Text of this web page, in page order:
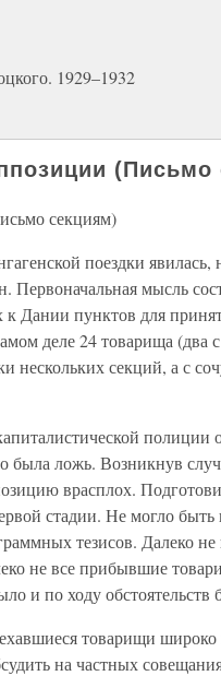
1929–1932
(Письмо
секциям)
поездки явилась,
Первоначальная мысль
Дании пунктов для
деле 24 товарища (два
нескольких секций, а с
полиции
была ложь. Возникнув
врасплох.
стадии. Не могло
тезисов. Далеко не
не все прибывшие
и по ходу обстоятельств
товарищи
на частных